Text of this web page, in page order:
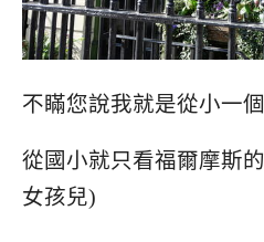
不瞞您說我就是從小一
從國小就只看福爾摩斯
女孩兒)